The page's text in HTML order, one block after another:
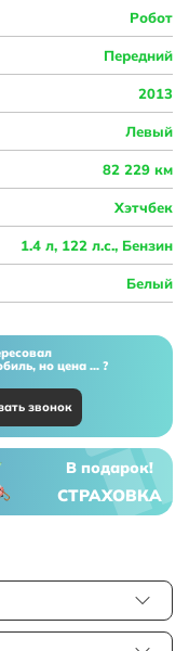
Робот
Передний
2013
Левый
82 229 км
Хэтчбек
1.4 л, 122 л.с., Бензин
Белый
но цена ... ?
звонок
В подарок!
СТРАХОВКА